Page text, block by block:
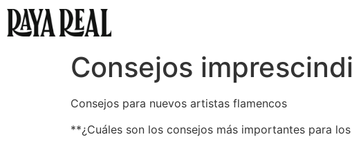
Consejos
Consejos para nuevos artistas flamencos
**¿Cuáles son los consejos más importantes para